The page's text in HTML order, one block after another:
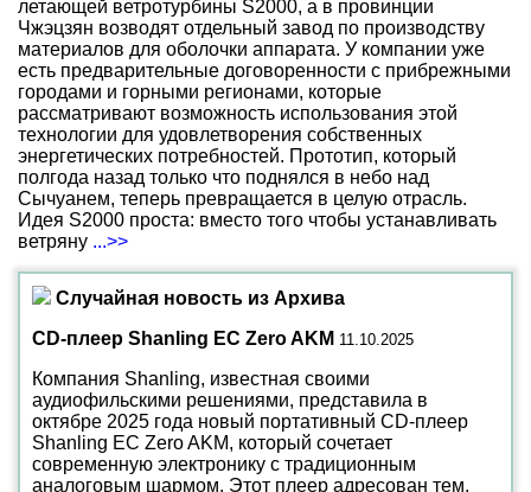
летающей ветротурбины S2000, а в провинции
Чжэцзян возводят отдельный завод по производству
материалов для оболочки аппарата. У компании уже
есть предварительные договоренности с прибрежными
городами и горными регионами, которые
рассматривают возможность использования этой
технологии для удовлетворения собственных
энергетических потребностей. Прототип, который
полгода назад только что поднялся в небо над
Сычуанем, теперь превращается в целую отрасль.
Идея S2000 проста: вместо того чтобы устанавливать
ветряну ...>>
Случайная новость из Архива
CD-плеер Shanling EC Zero AKM 11.10.2025
Компания Shanling, известная своими
аудиофильскими решениями, представила в
октябре 2025 года новый портативный CD-плеер
Shanling EC Zero AKM, который сочетает
современную электронику с традиционным
аналоговым шармом. Этот плеер адресован тем,